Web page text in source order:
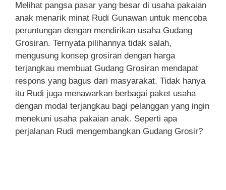
Melihat pangsa pasar yang besar di usaha pakaian
anak menarik minat Rudi Gunawan untuk mencoba
peruntungan dengan mendirikan usaha Gudang
Grosiran. Ternyata pilihannya tidak salah,
mengusung konsep grosiran dengan harga
terjangkau membuat Gudang Grosiran mendapat
respons yang bagus dari masyarakat. Tidak hanya
itu Rudi juga menawarkan berbagai paket usaha
dengan modal terjangkau bagi pelanggan yang ingin
menekuni usaha pakaian anak. Seperti apa
perjalanan Rudi mengembangkan Gudang Grosir?